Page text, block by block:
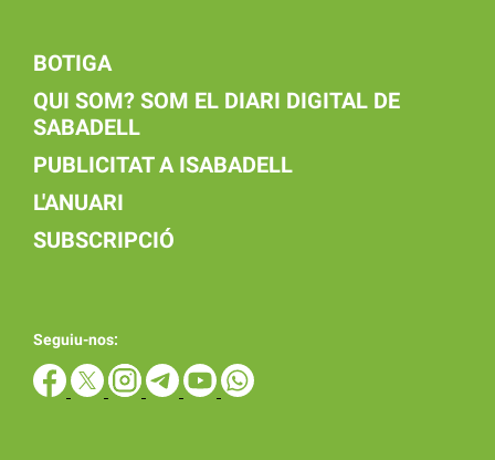
BOTIGA
QUI SOM? SOM EL DIARI DIGITAL DE
SABADELL
PUBLICITAT A ISABADELL
L'ANUARI
SUBSCRIPCIÓ
Seguiu-nos: